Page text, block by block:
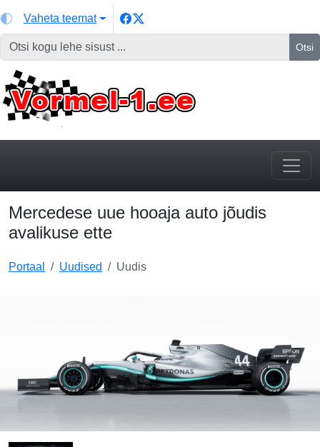
Vaheta teemat
Otsi
Mercedese uue hooaja auto jõudis
avalikuse ette
Portaal Uudised Uudis